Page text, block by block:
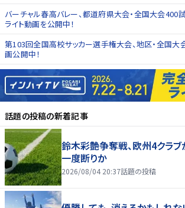
バーチャル春高バレー、都道府県大会・全国大会400
ライト動画を公開中！
第103回全国高校サッカー選手権大会、地区・全国
画公開中！
話題の投稿の新着記事
鈴木彩艶争奪戦、欧州4クラ
一度断りか
2026/08/04 20:37話題の投稿